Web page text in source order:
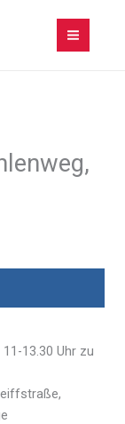
13.30 Uhr zu